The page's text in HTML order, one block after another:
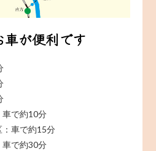
車が便利です
車で約10分
車で約15分
車で約30分